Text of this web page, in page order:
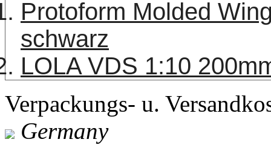
Protoform Molded
schwarz
LOLA VDS 1:10
Verpackungs- u.
Germany